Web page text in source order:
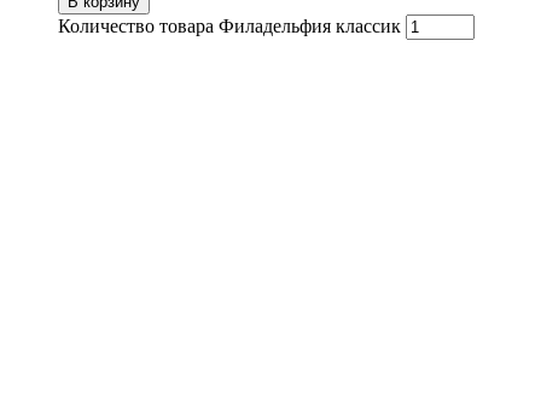
Количество товара Филадельфия классик